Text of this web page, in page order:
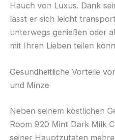
Hauch von Luxus. Dank
lässt er sich leicht
unterwegs genießen oder
mit Ihren Lieben teilen
Gesundheitliche Vorteile
und Minze
Neben seinem köstlichen
Room 920 Mint Dark Milk
seiner Hauptzutaten